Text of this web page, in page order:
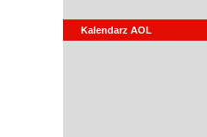
Kalendarz AOL